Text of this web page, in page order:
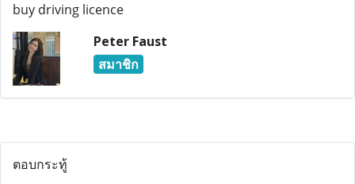
buy driving licence
Peter Faust
สมาชิก
ตอบกระทู้